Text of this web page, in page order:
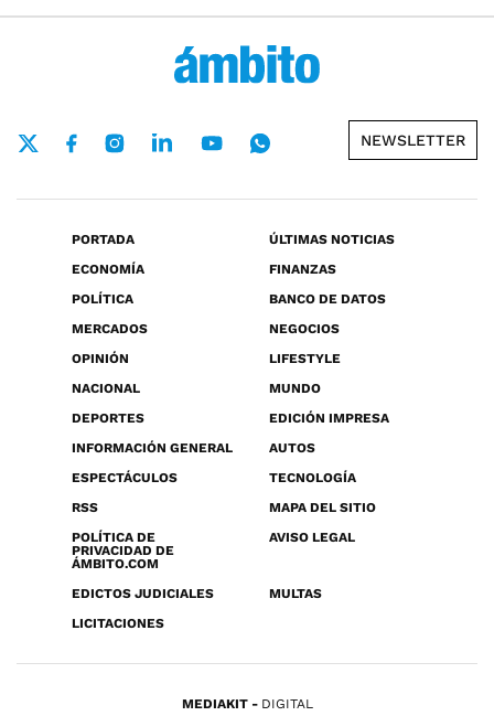
NEWSLETTER
PORTADA
ÚLTIMAS NOTICIAS
ECONOMÍA
FINANZAS
POLÍTICA
BANCO DE DATOS
MERCADOS
NEGOCIOS
OPINIÓN
LIFESTYLE
NACIONAL
MUNDO
DEPORTES
EDICIÓN IMPRESA
INFORMACIÓN GENERAL
AUTOS
ESPECTÁCULOS
TECNOLOGÍA
RSS
MAPA DEL SITIO
POLÍTICA DE
PRIVACIDAD DE
ÁMBITO.COM
AVISO LEGAL
EDICTOS JUDICIALES
MULTAS
LICITACIONES
MEDIAKIT DIGITAL